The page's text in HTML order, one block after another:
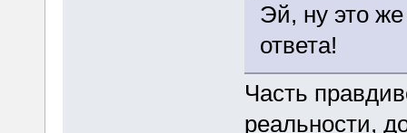
Эй, ну это
ответа!
Часть
реальности,